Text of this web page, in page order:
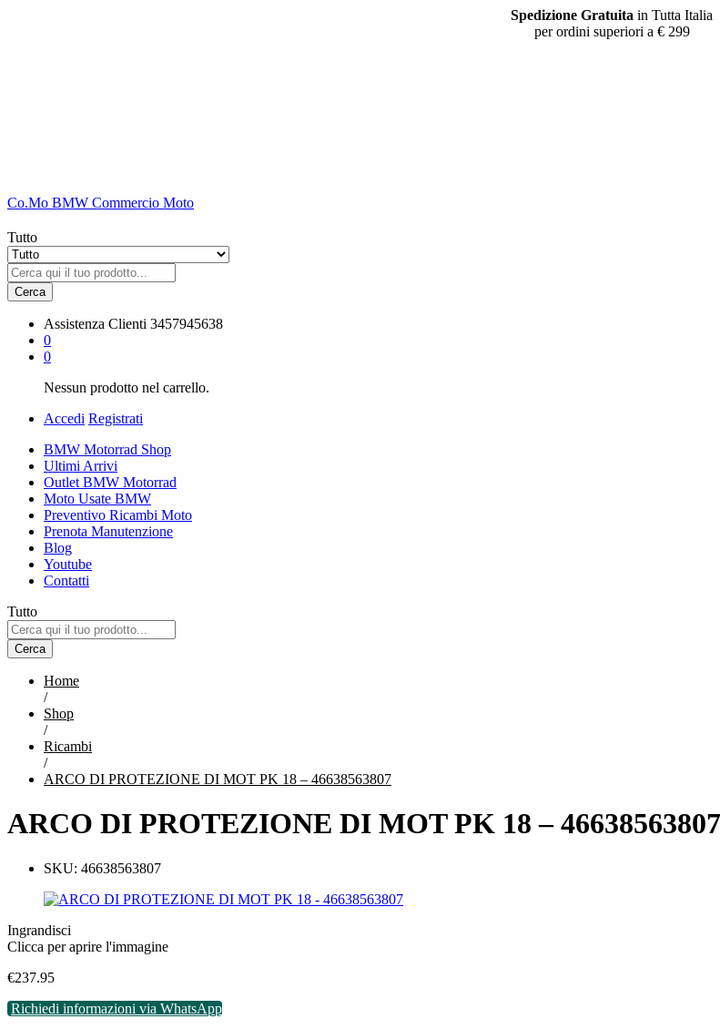
Spedizione Gratuita in Tutta Italia
per ordini superiori a € 299
Co.Mo BMW Commercio Moto
Tutto
Cerca
Assistenza Clienti 3457945638
0
0
Nessun prodotto nel carrello.
Accedi Registrati
BMW Motorrad Shop
Ultimi Arrivi
Outlet BMW Motorrad
Moto Usate BMW
Preventivo Ricambi Moto
Prenota Manutenzione
Blog
Youtube
Contatti
Tutto
Cerca
Home
/
Shop
/
Ricambi
/
ARCO DI PROTEZIONE DI MOT PK 18 – 46638563807
ARCO DI PROTEZIONE DI MOT PK 18 – 46638563807
SKU: 46638563807
Ingrandisci
Clicca per aprire l'immagine
€237.95
Richiedi informazioni via WhatsApp